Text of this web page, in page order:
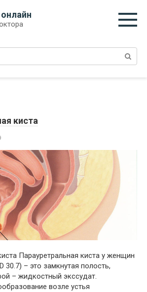
киста
Парауретральная киста у женщин
– это замкнутая полость,
– жидкостный экссудат.
возле устья